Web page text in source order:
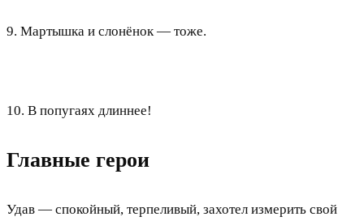
9. Мартышка и слонёнок — тоже.
10. В попугаях длиннее!
Главные герои
Удав — спокойный, терпеливый, захотел измерить свой